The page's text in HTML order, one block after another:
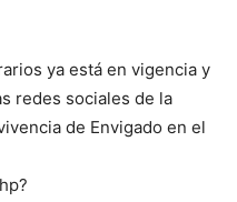
ya está en vigencia y
redes sociales de la
de Envigado en el